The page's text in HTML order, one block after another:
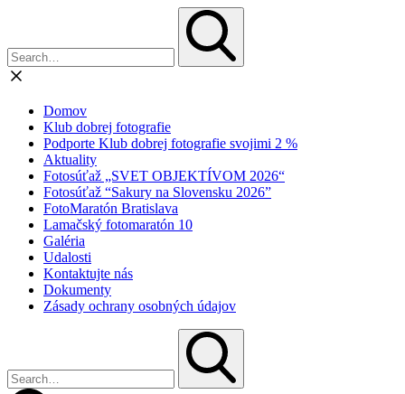
Domov
Klub dobrej fotografie
Podporte Klub dobrej fotografie svojimi 2 %
Aktuality
Fotosúťaž „SVET OBJEKTÍVOM 2026“
Fotosúťaž “Sakury na Slovensku 2026”
FotoMaratón Bratislava
Lamačský fotomaratón 10
Galéria
Udalosti
Kontaktujte nás
Dokumenty
Zásady ochrany osobných údajov